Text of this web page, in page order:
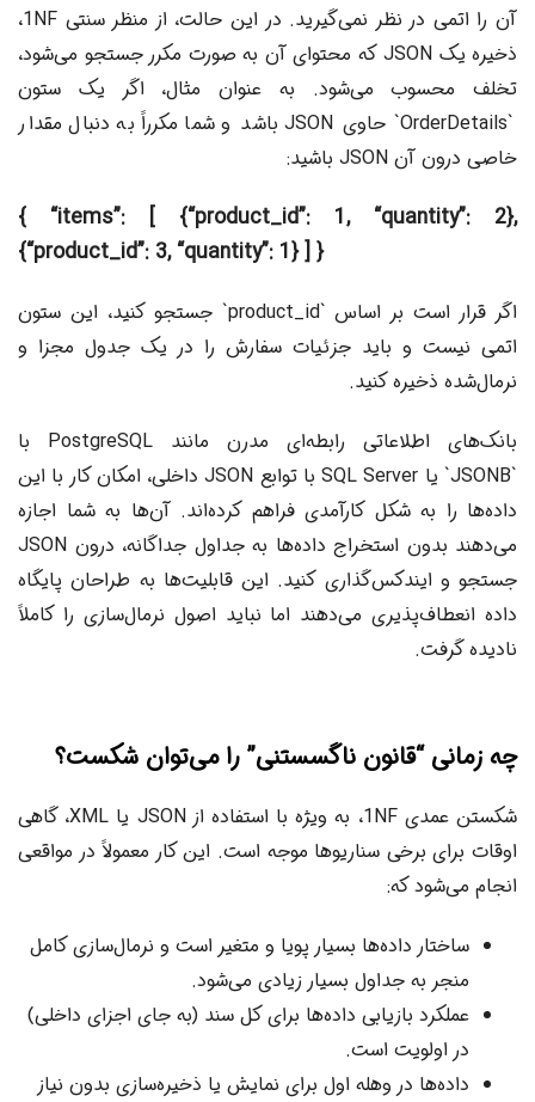
آن را اتمی در نظر نمی‌گیرید. در این حالت، از منظر سنتی 1NF،
ذخیره یک JSON که محتوای آن به صورت مکرر جستجو می‌شود،
تخلف محسوب می‌شود. به عنوان مثال، اگر یک ستون
`OrderDetails` حاوی JSON باشد و شما مکرراً به دنبال مقدار
خاصی درون آن JSON باشید:
{ “items”: [ {“product_id”: 1, “quantity”: 2},
{“product_id”: 3, “quantity”: 1} ] }
اگر قرار است بر اساس `product_id` جستجو کنید، این ستون
اتمی نیست و باید جزئیات سفارش را در یک جدول مجزا و
نرمال‌شده ذخیره کنید.
بانک‌های اطلاعاتی رابطه‌ای مدرن مانند PostgreSQL با
`JSONB` یا SQL Server با توابع JSON داخلی، امکان کار با این
داده‌ها را به شکل کارآمدی فراهم کرده‌اند. آن‌ها به شما اجازه
می‌دهند بدون استخراج داده‌ها به جداول جداگانه، درون JSON
جستجو و ایندکس‌گذاری کنید. این قابلیت‌ها به طراحان پایگاه
داده انعطاف‌پذیری می‌دهند اما نباید اصول نرمال‌سازی را کاملاً
نادیده گرفت.
چه زمانی “قانون ناگسستنی” را می‌توان شکست؟
شکستن عمدی 1NF، به ویژه با استفاده از JSON یا XML، گاهی
اوقات برای برخی سناریوها موجه است. این کار معمولاً در مواقعی
انجام می‌شود که:
ساختار داده‌ها بسیار پویا و متغیر است و نرمال‌سازی کامل
منجر به جداول بسیار زیادی می‌شود.
عملکرد بازیابی داده‌ها برای کل سند (به جای اجزای داخلی)
در اولویت است.
داده‌ها در وهله اول برای نمایش یا ذخیره‌سازی بدون نیاز